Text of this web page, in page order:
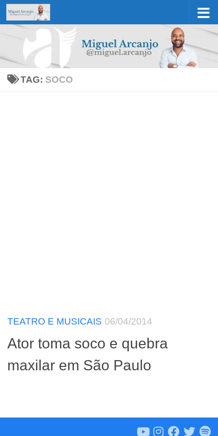
Skip to content
TAG: SOCO
TEATRO E MUSICAIS 06/04/2014
Ator toma soco e quebra
maxilar em São Paulo